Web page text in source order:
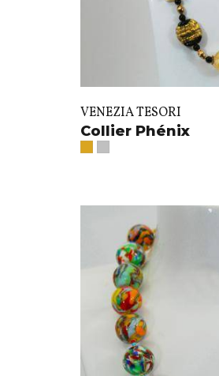
VENEZIA TESORI
Collier Phénix